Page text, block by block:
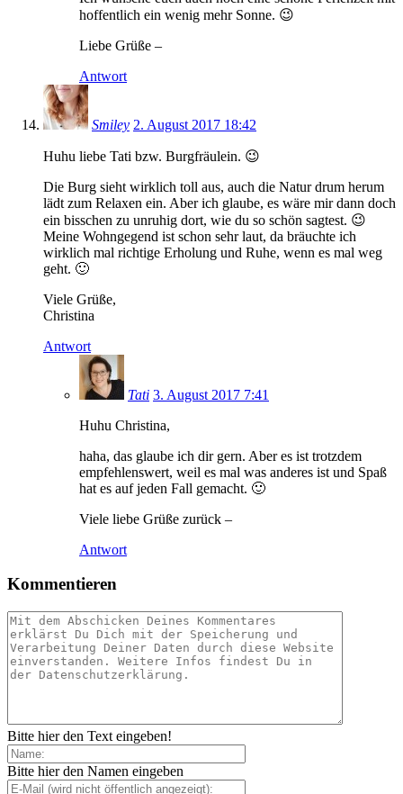
hoffentlich ein wenig mehr Sonne. 😉
Liebe Grüße –
Antwort
Smiley 2. August 2017 18:42
Huhu liebe Tati bzw. Burgfräulein. 😉
Die Burg sieht wirklich toll aus, auch die Natur drum herum
lädt zum Relaxen ein. Aber ich glaube, es wäre mir dann doch
ein bisschen zu unruhig dort, wie du so schön sagtest. 😉
Meine Wohngegend ist schon sehr laut, da bräuchte ich
wirklich mal richtige Erholung und Ruhe, wenn es mal weg
geht. 🙂
Viele Grüße,
Christina
Antwort
Tati 3. August 2017 7:41
Huhu Christina,
haha, das glaube ich dir gern. Aber es ist trotzdem
empfehlenswert, weil es mal was anderes ist und Spaß
hat es auf jeden Fall gemacht. 🙂
Viele liebe Grüße zurück –
Antwort
Kommentieren
Bitte hier den Text eingeben!
Bitte hier den Namen eingeben